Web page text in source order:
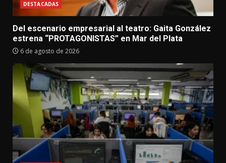
DESTACADAS
Del escenario empresarial al teatro: Gaita González
estrena “PROTAGONISTAS” en Mar del Plata
6 de agosto de 2026